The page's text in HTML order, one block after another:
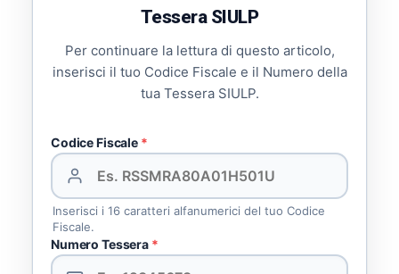
Tessera SIULP
Per continuare la lettura di questo articolo,
inserisci il tuo Codice Fiscale e il Numero della
tua Tessera SIULP.
Codice Fiscale *
Inserisci i 16 caratteri alfanumerici del tuo Codice
Fiscale.
Numero Tessera *